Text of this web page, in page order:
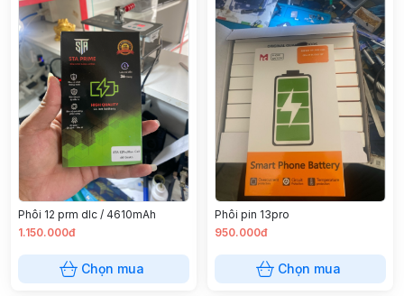
Phôi 12 prm dlc / 4610mAh
1.150.000đ
Chọn mua
Phôi pin 13pro
950.000đ
Chọn mua